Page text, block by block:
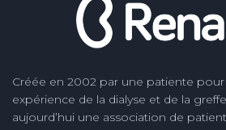
Créée en 2002 par une patiente
expérience de la dialyse et de la
aujourd’hui une association de